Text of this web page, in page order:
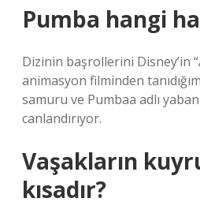
Pumba hangi
Dizinin başrollerini Disney’in
animasyon filminden
samuru ve Pumbaa adlı
canlandırıyor.
Vaşakların
kısadır?